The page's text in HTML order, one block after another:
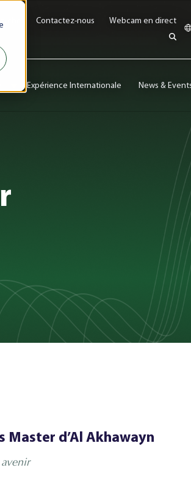
Contactez-nous Webcam en direct
Show submenu for Admissions et Aide
Expérience Internationale News &
Master d’Al Akhawayn